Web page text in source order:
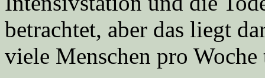
betrachtet, aber das liegt
viele Menschen pro